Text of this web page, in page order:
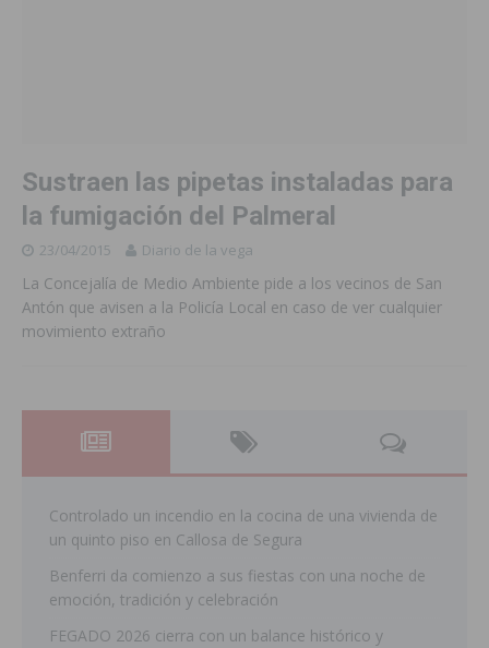
Sustraen las pipetas instaladas para
la fumigación del Palmeral
23/04/2015 Diario de la vega
La Concejalía de Medio Ambiente pide a los vecinos de San
Antón que avisen a la Policía Local en caso de ver cualquier
movimiento extraño
Controlado un incendio en la cocina de una vivienda de
un quinto piso en Callosa de Segura
Benferri da comienzo a sus fiestas con una noche de
emoción, tradición y celebración
FEGADO 2026 cierra con un balance histórico y